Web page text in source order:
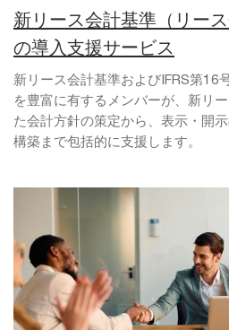
新リース会計基準（リース
の導入支援サービス
新リース会計基準およびIFRS第16
を豊富に有するメンバーが、新リ
た会計方針の策定から、表示・開
構築まで包括的に支援します。